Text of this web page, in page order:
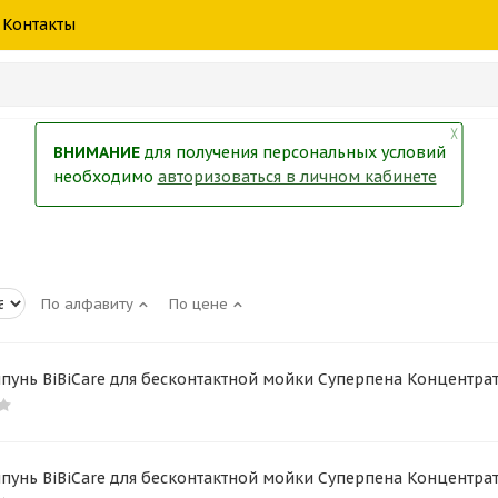
Контакты
По алфавиту По цене
BiBiCare для бесконтактной мойки Суперпена Концентрат
BiBiCare для бесконтактной мойки Суперпена
╳
ВНИМАНИЕдля получения персональных условий
необходимо авторизоваться в личном кабинете